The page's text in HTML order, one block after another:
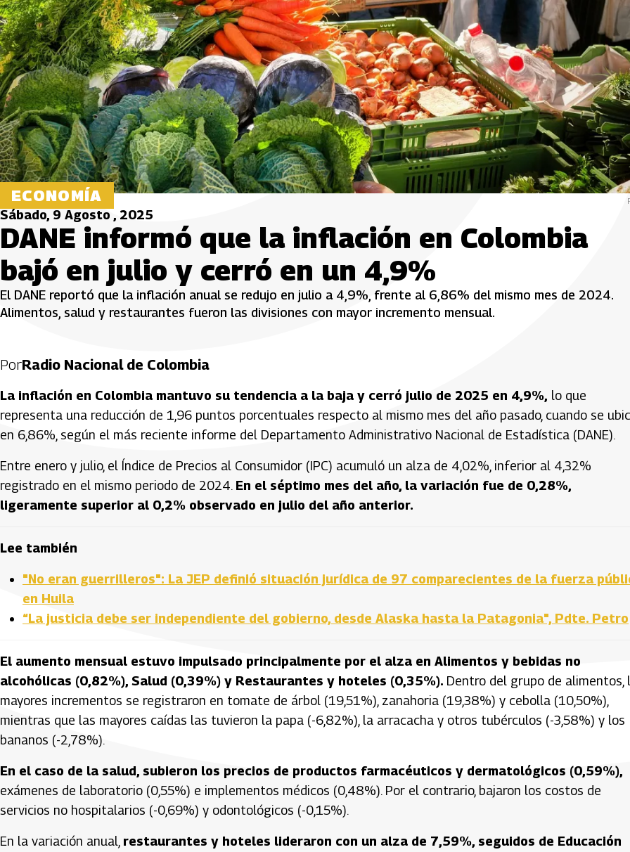
ECONOMÍA
Sábado, 9 Agosto , 2025
DANE informó que la inflación en Colombia
bajó en julio y cerró en un 4,9%
El DANE reportó que la inflación anual se redujo en julio a 4,9%, frente al 6,86% del mismo mes de 2024.
Alimentos, salud y restaurantes fueron las divisiones con mayor incremento mensual.
PorRadio Nacional de Colombia
La inflación en Colombia mantuvo su tendencia a la baja y cerró julio de 2025 en 4,9%, lo que
representa una reducción de 1,96 puntos porcentuales respecto al mismo mes del año pasado, cuando se
en 6,86%, según el más reciente informe del Departamento Administrativo Nacional de Estadística (DANE).
Entre enero y julio, el Índice de Precios al Consumidor (IPC) acumuló un alza de 4,02%, inferior al 4,32%
registrado en el mismo periodo de 2024. En el séptimo mes del año, la variación fue de 0,28%,
ligeramente superior al 0,2% observado en julio del año anterior.
Lee también
"No eran guerrilleros": La JEP definió situación jurídica de 97 comparecientes de la fuerza
en Huila
“La justicia debe ser independiente del gobierno, desde Alaska hasta la Patagonia", Pdte. Petro
El aumento mensual estuvo impulsado principalmente por el alza en Alimentos y bebidas no
alcohólicas (0,82%), Salud (0,39%) y Restaurantes y hoteles (0,35%). Dentro del grupo de alimentos,
mayores incrementos se registraron en tomate de árbol (19,51%), zanahoria (19,38%) y cebolla (10,50%),
mientras que las mayores caídas las tuvieron la papa (-6,82%), la arracacha y otros tubérculos (-3,58%) y los
bananos (-2,78%).
En el caso de la salud, subieron los precios de productos farmacéuticos y dermatológicos (0,59%),
exámenes de laboratorio (0,55%) e implementos médicos (0,48%). Por el contrario, bajaron los costos de
servicios no hospitalarios (-0,69%) y odontológicos (-0,15%).
En la variación anual, restaurantes y hoteles lideraron con un alza de 7,59%, seguidos de Educación